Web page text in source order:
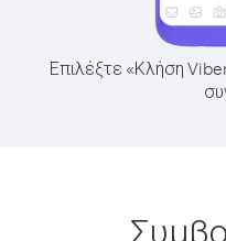
Επιλέξτε «Κλήση